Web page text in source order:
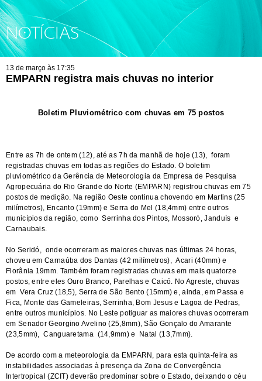
NOTÍCIAS
13 de março às 17:35
EMPARN registra mais chuvas no interior
Boletim Pluviométrico com chuvas em 75 postos
Entre as 7h de ontem (12), até as 7h da manhã de hoje (13), foram
registradas chuvas em todas as regiões do Estado. O boletim
pluviométrico da Gerência de Meteorologia da Empresa de Pesquisa
Agropecuária do Rio Grande do Norte (EMPARN) registrou chuvas em 75
postos de medição. Na região Oeste continua chovendo em Martins (25
milímetros), Encanto (19mm) e Serra do Mel (18,4mm) entre outros
municípios da região, como Serrinha dos Pintos, Mossoró, Janduís e
Carnaubais.
No Seridó, onde ocorreram as maiores chuvas nas últimas 24 horas,
choveu em Carnaúba dos Dantas (42 milímetros), Acari (40mm) e
Florânia 19mm. Também foram registradas chuvas em mais quatorze
postos, entre eles Ouro Branco, Parelhas e Caicó. No Agreste, chuvas
em Vera Cruz (18,5), Serra de São Bento (15mm) e, ainda, em Passa e
Fica, Monte das Gameleiras, Serrinha, Bom Jesus e Lagoa de Pedras,
entre outros municípios. No Leste potiguar as maiores chuvas ocorreram
em Senador Georgino Avelino (25,8mm), São Gonçalo do Amarante
(23,5mm), Canguaretama (14,9mm) e Natal (13,7mm).
De acordo com a meteorologia da EMPARN, para esta quinta-feira as
instabilidades associadas à presença da Zona de Convergência
Intertropical (ZCIT) deverão predominar sobre o Estado, deixando o céu